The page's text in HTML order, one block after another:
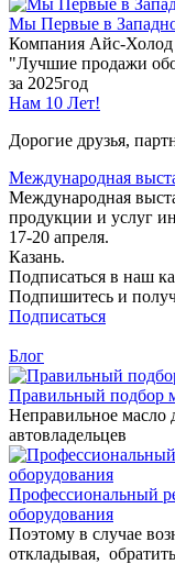
Мы Первые в
Компания Айс-Холод
"Лучшие продажи
за 2025год
Нам 10 Лет!
Дорогие друзья,
Международная
Международная
продукции и услуг
17-20 апреля.
Казань.
Подписаться в наш
Подпишитесь и
Подписаться
Блог
Правильный подбор
Неправильное масло
автовладельцев
Профессиональный
оборудования
Поэтому в случае
откладывая,